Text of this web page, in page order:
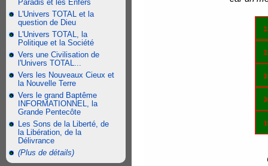
Paradis et les Enfers
L'Univers TOTAL et la
question de Dieu
L'Univers TOTAL, la
Politique et la Société
Vers une Civilisation de
l'Univers TOTAL...
Vers les Nouveaux Cieux et
la Nouvelle Terre
Vers le grand Baptême
INFORMATIONNEL, la
Grande Pentecôte
Les Sons de la Liberté, de
la Libération, de la
Délivrance
(Plus de détails)